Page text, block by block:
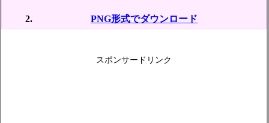
PNG形式でダウンロード
スポンサードリンク